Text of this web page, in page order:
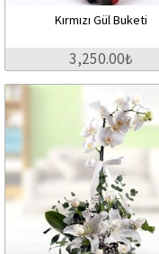
Kırmızı Gül Buketi
3,250.00₺